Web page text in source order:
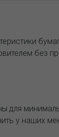
без
для
у наших